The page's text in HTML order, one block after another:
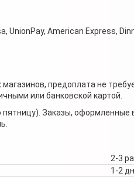
American Express,
предоплата не
или банковской картой.
пятницу). Заказы, оформленные
2-3
1-2